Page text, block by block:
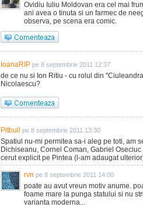
Ovidiu Iuliu Moldovan era cel mai
ani avea o tinuta si un farmec de
observa, pe scena era comic.
IoanaRIP pe 8 septembrie 2011 12:37
de ce nu si Ion Ritiu - cu rolul din
Nicolaescu?
Pitbull pe 8 septembrie 2011 13:30
Spatiul nu-mi permitea sa-i aleg pe toti, am
Dichiseanu, Cornel Coman, Gabriel
cerut explicit pe Pintea (l-am adaugat
rvn pe 8 septembrie 2011 14:00
poate au avut vreun motiv anume.
foame mare la punga statului si nu
varianta moderna...